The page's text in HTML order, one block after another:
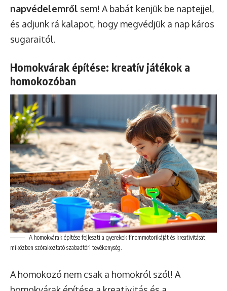
napvédelemről sem! A babát kenjük be naptejjel,
és adjunk rá kalapot, hogy megvédjük a nap káros
sugaraitól.
Homokvárak építése: kreatív játékok a
homokozóban
A homokvárak építése fejleszti a gyerekek finommotorikáját és kreativitását,
miközben szórakoztató szabadtéri tevékenység.
A homokozó nem csak a homokról szól! A